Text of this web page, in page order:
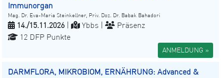
Immunorgan
Mag. Dr. Eva-Maria Steinkellner, Priv. Doz. Dr. Babak Bahadori
14./15.11.2026 Ybbs |
Präsenz
12 DFP Punkte
ANMELDUNG »
DARMFLORA, MIKROBIOM, ERNÄHRUNG: Advanced &